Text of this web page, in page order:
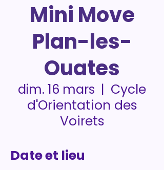
Mini Move
Plan-les-
Ouates
dim. 16 mars
  |
Cycle
d'Orientation des
Voirets
Date et lieu